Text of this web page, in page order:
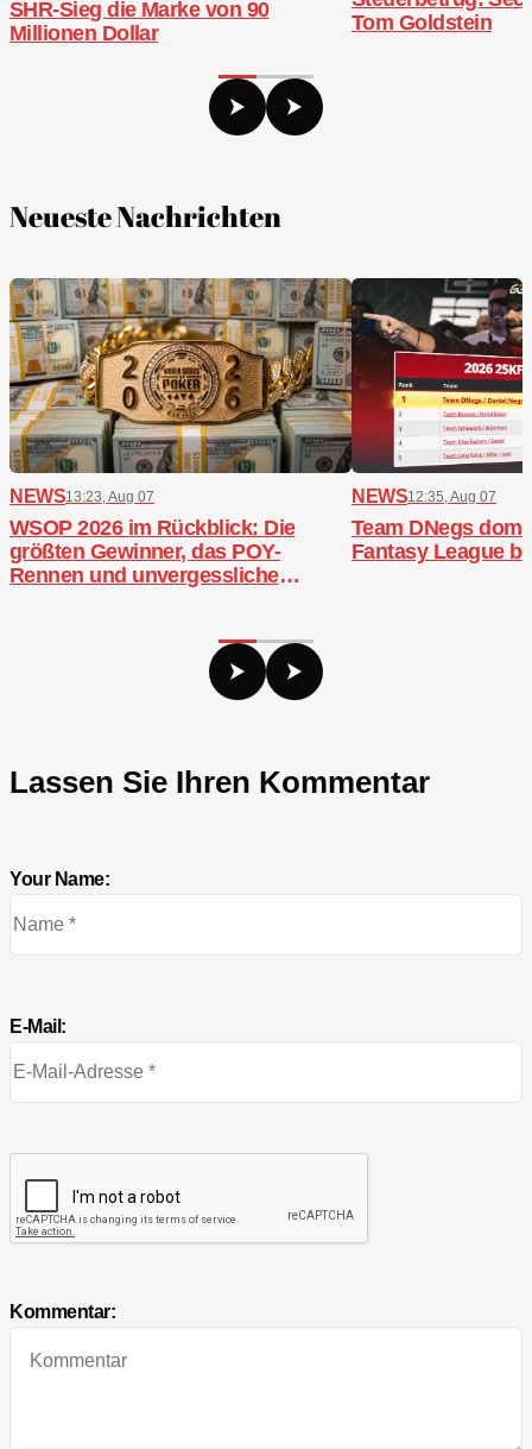
SHR-Sieg die Marke von 90
Millionen Dollar
Tom Goldstein
Neueste Nachrichten
NEWS13:23, Aug 07
WSOP 2026 im Rückblick: Die
größten Gewinner, das POY-
Rennen und unvergessliche
NEWS12:35, Aug 07
Team DNegs
Fantasy League
Lassen Sie Ihren Kommentar
Your Name:
E-Mail:
Kommentar: